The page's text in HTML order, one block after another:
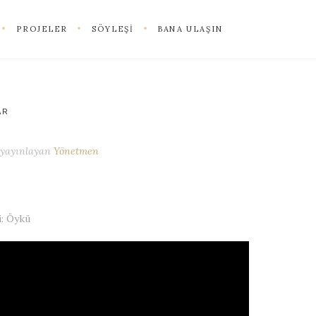
PROJELER SÖYLEŞI BANA ULAŞIN
yayınlayanYönetmen
Öykü